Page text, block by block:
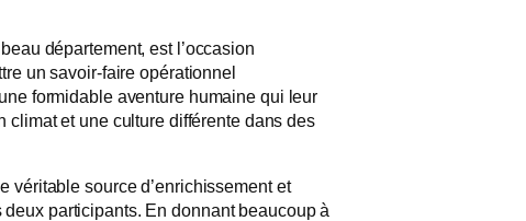
département, est l’occasion
un savoir-faire opérationnel
formidable aventure humaine qui leur
climat et une culture différente dans des
véritable source d’enrichissement et
deux participants. En donnant beaucoup à